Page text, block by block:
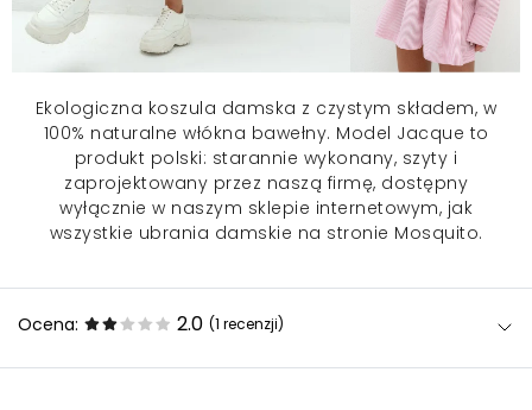
Ekologiczna koszula damska z czystym składem, w
100% naturalne włókna bawełny. Model Jacque to
produkt polski: starannie wykonany, szyty i
zaprojektowany przez naszą firmę, dostępny
wyłącznie w naszym sklepie internetowym, jak
wszystkie ubrania damskie na stronie Mosquito.
Ocena: 2.0 (1 recenzji)